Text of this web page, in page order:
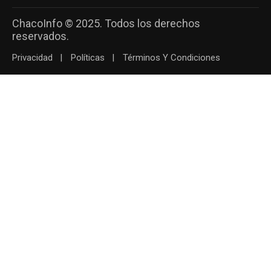
ChacoInfo © 2025. Todos los derechos
reservados.
Privacidad Políticas Términos Y Condiciones